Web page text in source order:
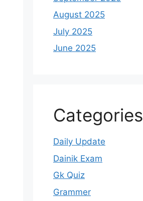
August 2025
July 2025
June 2025
Categories
Daily Update
Dainik Exam
Gk Quiz
Grammer